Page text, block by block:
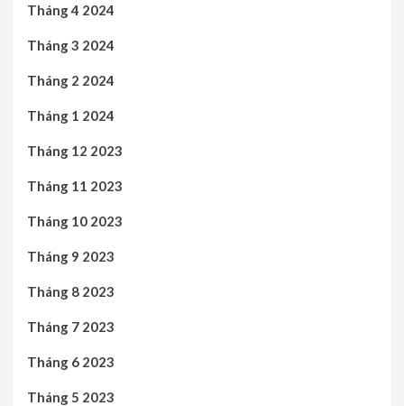
Tháng 4 2024
Tháng 3 2024
Tháng 2 2024
Tháng 1 2024
Tháng 12 2023
Tháng 11 2023
Tháng 10 2023
Tháng 9 2023
Tháng 8 2023
Tháng 7 2023
Tháng 6 2023
Tháng 5 2023